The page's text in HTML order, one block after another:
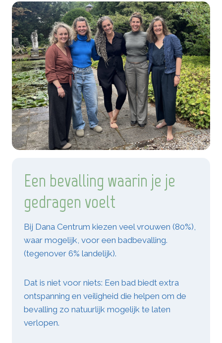
Een bevalling waarin je je
gedragen voelt
Bij Dana Centrum kiezen veel vrouwen (80%),
waar mogelijk, voor een badbevalling.
(tegenover 6% landelijk).
Dat is niet voor niets: Een bad biedt extra
ontspanning en veiligheid die helpen om de
bevalling zo natuurlijk mogelijk te laten
verlopen.